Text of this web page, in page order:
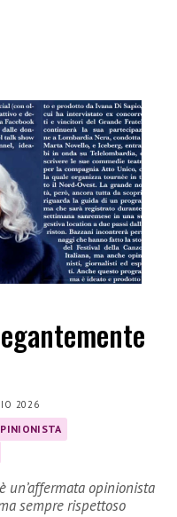
2026
un’affermata opinionista
sempre rispettoso